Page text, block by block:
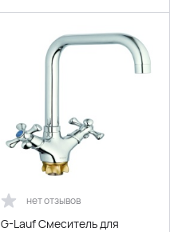
нет отзывов
G-Lauf Смеситель для